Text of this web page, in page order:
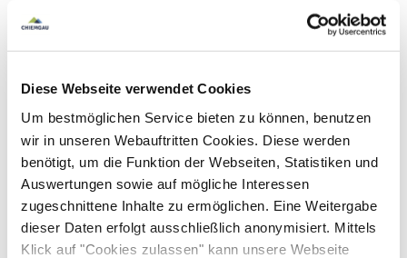
Diese Webseite verwendet Cookies
Um bestmöglichen Service bieten zu können, benutzen
wir in unseren Webauftritten Cookies. Diese werden
benötigt, um die Funktion der Webseiten, Statistiken und
Auswertungen sowie auf mögliche Interessen
zugeschnittene Inhalte zu ermöglichen. Eine Weitergabe
dieser Daten erfolgt ausschließlich anonymisiert. Mittels
Klick auf "Cookies zulassen" kann unsere Webseite